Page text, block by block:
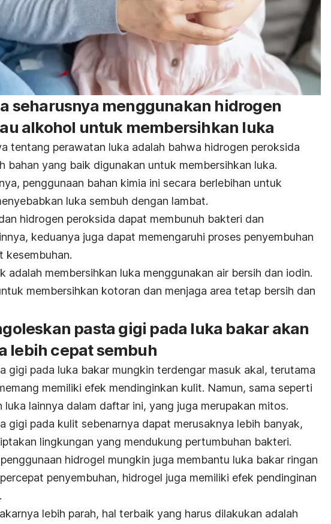
seharusnya menggunakan hidrogen
alkohol untuk membersihkan luka
tentang perawatan luka adalah bahwa hidrogen peroksida
bahan yang baik digunakan untuk membersihkan luka.
penggunaan bahan kimia ini secara berlebihan untuk
luka sembuh dengan lambat.
hidrogen peroksida dapat membunuh bakteri dan
keduanya juga dapat memengaruhi proses penyembuhan
kesembuhan.
adalah membersihkan luka menggunakan air bersih dan iodin.
membersihkan kotoran dan menjaga area tetap bersih dan
pasta gigi pada luka bakar akan
lebih cepat sembuh
gigi pada luka bakar mungkin terdengar masuk akal, terutama
memiliki efek mendinginkan kulit. Namun, sama seperti
lainnya dalam daftar ini, yang juga merupakan mitos.
gigi pada kulit sebenarnya dapat merusaknya lebih banyak,
lingkungan yang mendukung pertumbuhan bakteri.
hidrogel mungkin juga membantu luka bakar ringan
penyembuhan, hidrogel juga memiliki efek pendinginan
lebih parah, hal terbaik yang harus dilakukan adalah